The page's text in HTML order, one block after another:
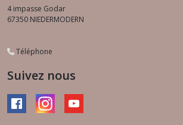
4 impasse Godar
67350 NIEDERMODERN
Téléphone
Suivez nous